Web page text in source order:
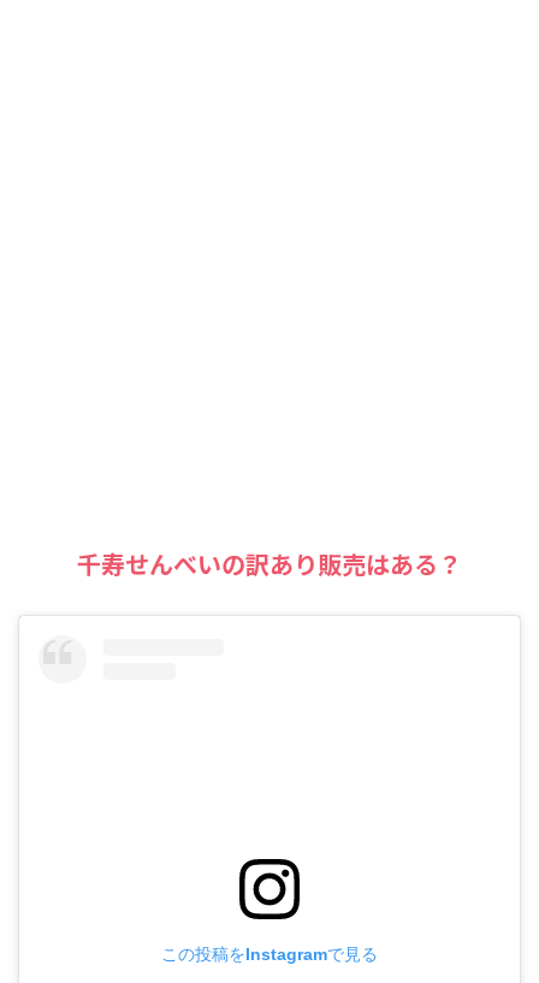
千寿せんべいの訳あり販売はある？
この投稿をInstagramで見る